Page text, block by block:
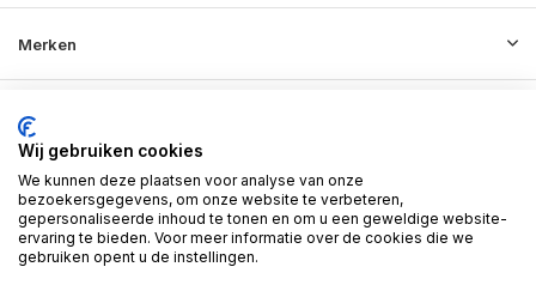
Merken
Informatie
Contact
© 2026 BD Store - Theme By
Wij gebruiken cookies
We kunnen deze plaatsen voor analyse van onze
bezoekersgegevens, om onze website te verbeteren,
gepersonaliseerde inhoud te tonen en om u een geweldige website-
ervaring te bieden. Voor meer informatie over de cookies die we
gebruiken opent u de instellingen.